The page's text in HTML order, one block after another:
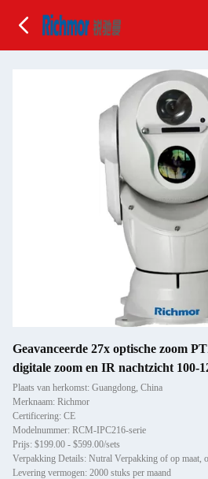
Geavanceerde 27x optische zoom
digitale zoom en IR nachtzicht 100-
Plaats van herkomst: Guangdong, China
Merknaam: Richmor
Certificering: CE
Modelnummer: RCM-IPC216-serie
Prijs: $199.00 - $599.00/sets
Levering vermogen: 2000 stuks per maand